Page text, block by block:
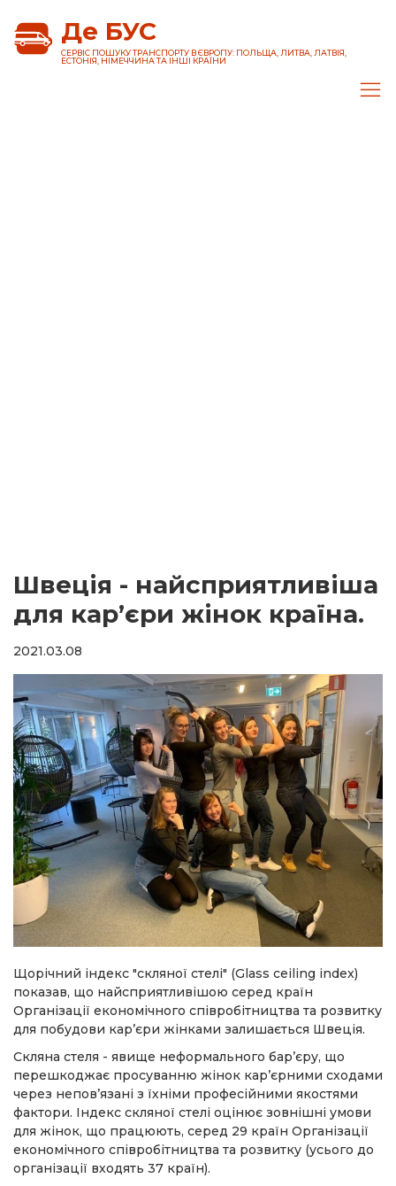
Де БУС
CЕРВІС ПОШУКУ ТРАНСПОРТУ В ЄВРОПУ: ПОЛЬЩА, ЛИТВА, ЛАТВІЯ,
ЕСТОНІЯ, НІМЕЧЧИНА ТА ІНШІ КРАЇНИ
Швеція - найсприятливіша
для кар’єри жінок країна.
2021.03.08
Щорічний індекс "скляної стелі" (Glass ceiling index)
показав, що найсприятливішою серед країн
Організації економічного співробітництва та розвитку
для побудови кар’єри жінками залишається Швеція.
Скляна стеля - явище неформального бар’єру, що
перешкоджає просуванню жінок кар’єрними сходами
через непов’язані з їхніми професійними якостями
фактори. Індекс скляної стелі оцінює зовнішні умови
для жінок, що працюють, серед 29 країн Організації
економічного співробітництва та розвитку (усього до
організації входять 37 країн).